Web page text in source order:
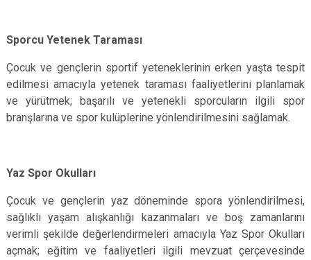
Sporcu Yetenek Taraması
Çocuk ve gençlerin sportif yeteneklerinin erken yaşta tespit
edilmesi amacıyla yetenek taraması faaliyetlerini planlamak
ve yürütmek; başarılı ve yetenekli sporcuların ilgili spor
branşlarına ve spor kulüplerine yönlendirilmesini sağlamak.
Yaz Spor Okulları
Çocuk ve gençlerin yaz döneminde spora yönlendirilmesi,
sağlıklı yaşam alışkanlığı kazanmaları ve boş zamanlarını
verimli şekilde değerlendirmeleri amacıyla Yaz Spor Okulları
açmak; eğitim ve faaliyetleri ilgili mevzuat çerçevesinde